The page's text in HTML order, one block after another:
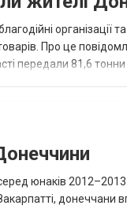
організації
Про це
передали 81,6 тонни
юнаків 2012–2013
донеччани